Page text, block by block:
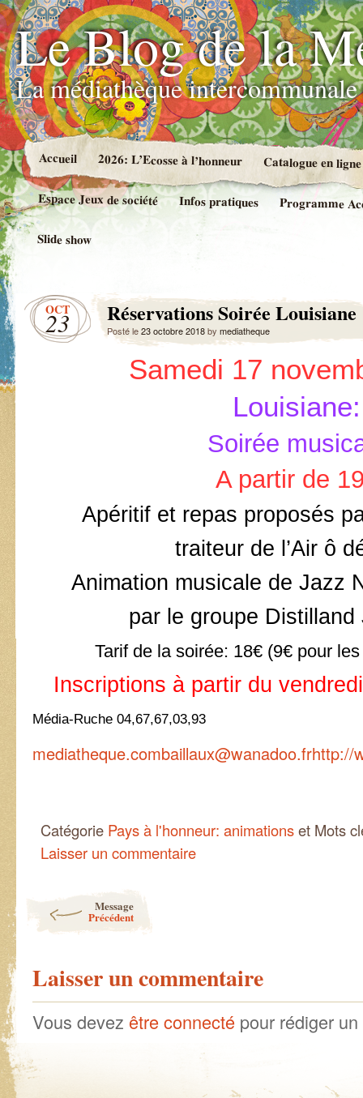
Le Blog de la
La médiathèque
Accueil 2026: L’Ecosse à l’honneur Catalogue en
Espace Jeux de société Infos pratiques Programme
Slide show
OCT
23 Réservations Soirée Louisiane
Posté le23 octobre 2018by mediatheque
Samedi 17
Louisiane:
Soirée
A partir de
Apéritif et repas proposés
traiteur de l’Air ô
Animation musicale de Jazz
par le groupe Distilland
Tarif de la soirée: 18€ (9€ pour
Inscriptions à partir du
Média-Ruche 04,67,67,03,93
mediatheque.combaillaux@wanadoo.frhttp://
Catégorie Pays à l'honneur: animationset Mots
Laisser un commentaire
Message
Précédent
Laisser un commentaire
Vous devez être connecté pour rédiger